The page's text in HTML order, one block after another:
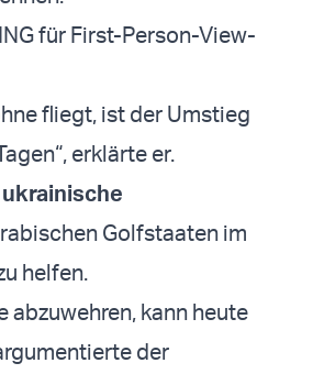
für First-Person-View-
fliegt, ist der Umstieg
erklärte er.
ukrainische
Golfstaaten im
helfen.
abzuwehren, kann heute
der